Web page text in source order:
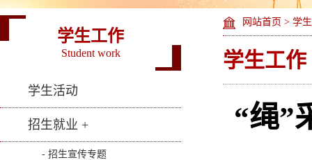
学生工作
Student work
学生活动
招生就业 +
- 招生宣传专题
网站首页 > 学
学生工作
“绳”